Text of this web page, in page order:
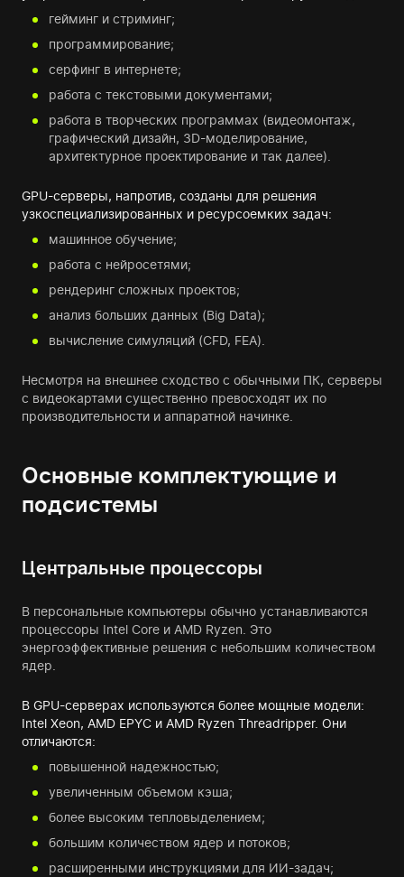
гейминг и стриминг;
программирование;
серфинг в интернете;
работа с текстовыми документами;
работа в творческих программах (видеомонтаж,
графический дизайн, 3D-моделирование,
архитектурное проектирование и так далее).
GPU-серверы, напротив, созданы для решения
узкоспециализированных и ресурсоемких задач:
машинное обучение;
работа с нейросетями;
рендеринг сложных проектов;
анализ больших данных (Big Data);
вычисление симуляций (CFD, FEA).
Несмотря на внешнее сходство с обычными ПК, серверы
с видеокартами существенно превосходят их по
производительности и аппаратной начинке.
Основные комплектующие и
подсистемы
Центральные процессоры
В персональные компьютеры обычно устанавливаются
процессоры Intel Core и AMD Ryzen. Это
энергоэффективные решения с небольшим количеством
ядер.
В GPU-серверах используются более мощные модели:
Intel Xeon, AMD EPYC и AMD Ryzen Threadripper. Они
отличаются:
повышенной надежностью;
увеличенным объемом кэша;
более высоким тепловыделением;
большим количеством ядер и потоков;
расширенными инструкциями для ИИ-задач;